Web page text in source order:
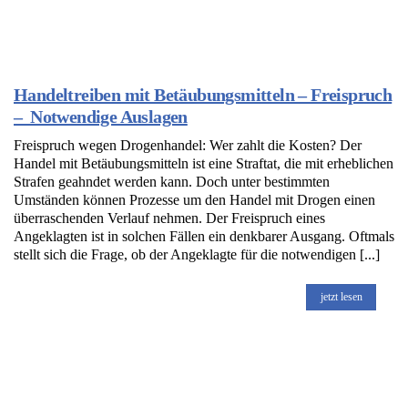
Handeltreiben mit Betäubungsmitteln – Freispruch
– Notwendige Auslagen
Freispruch wegen Drogenhandel: Wer zahlt die Kosten? Der
Handel mit Betäubungsmitteln ist eine Straftat, die mit erheblichen
Strafen geahndet werden kann. Doch unter bestimmten
Umständen können Prozesse um den Handel mit Drogen einen
überraschenden Verlauf nehmen. Der Freispruch eines
Angeklagten ist in solchen Fällen ein denkbarer Ausgang. Oftmals
stellt sich die Frage, ob der Angeklagte für die notwendigen [...]
jetzt lesen